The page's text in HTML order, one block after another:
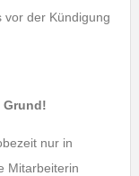
vor der Kündigung
nur in
Mitarbeiterin